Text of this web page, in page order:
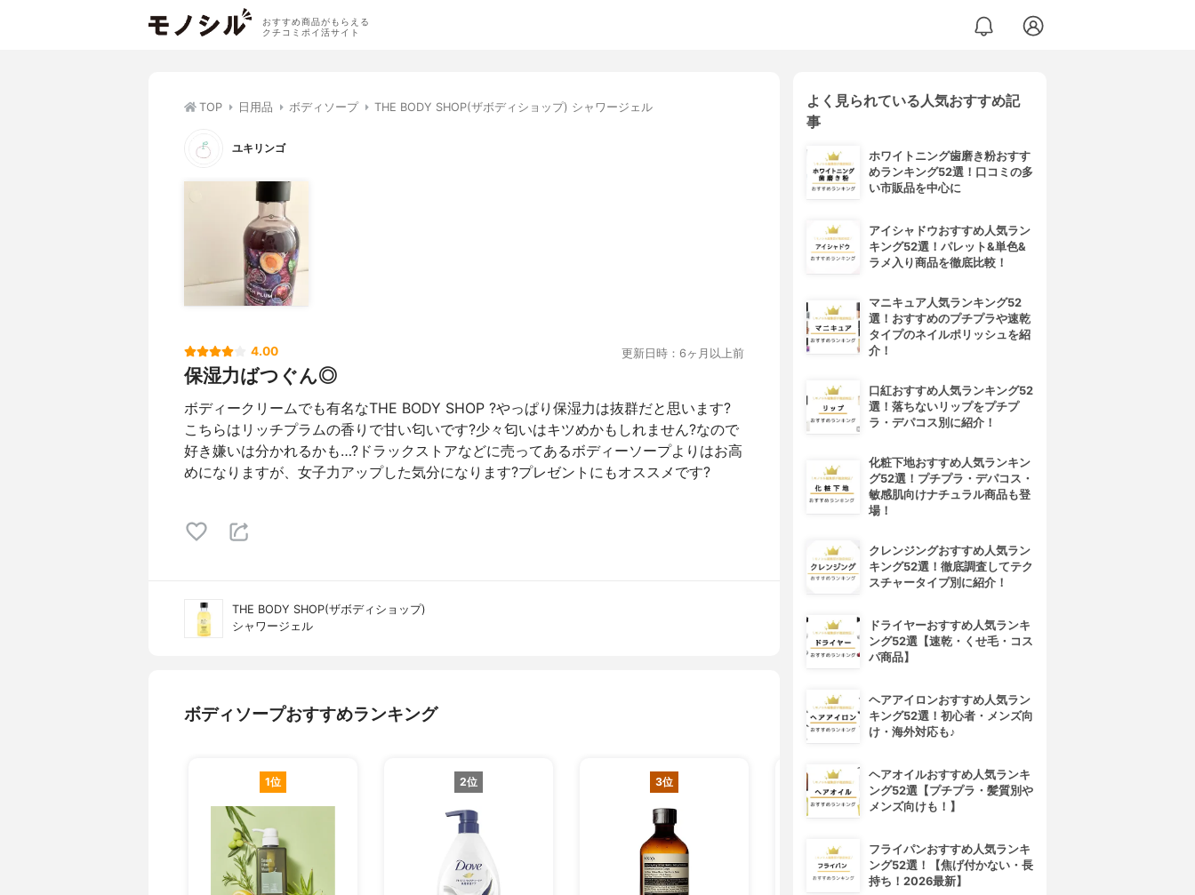
おすすめ商品がもらえる
クチコミポイ活サイト
TOP 日用品 ボディソープ THE BODY SHOP(ザボディショップ) シャワージェル
ユキリンゴ
4.00 更新日時：6ヶ月以上前
保湿力ばつぐん◎
ボディークリームでも有名なTHE BODY SHOP ?やっぱり保湿力は抜群だと思います?
こちらはリッチプラムの香りで甘い匂いです?少々匂いはキツめかもしれません?なので
好き嫌いは分かれるかも…?ドラックストアなどに売ってあるボディーソープよりはお高
めになりますが、女子力アップした気分になります?プレゼントにもオススメです?
THE BODY SHOP(ザボディショップ)
シャワージェル
ボディソープおすすめランキング
1位 2位 3位 4位
よく見られている人気おすすめ記
事
ホワイトニング歯磨き粉おすす
めランキング52選！口コミの多
い市販品を中心に
アイシャドウおすすめ人気ラン
キング52選！パレット&単色&
ラメ入り商品を徹底比較！
マニキュア人気ランキング52
選！おすすめのプチプラや速乾
タイプのネイルポリッシュを紹
介！
口紅おすすめ人気ランキング52
選！落ちないリップをプチプ
ラ・デパコス別に紹介！
化粧下地おすすめ人気ランキン
グ52選！プチプラ・デパコス・
敏感肌向けナチュラル商品も登
場！
クレンジングおすすめ人気ラン
キング52選！徹底調査してテク
スチャータイプ別に紹介！
ドライヤーおすすめ人気ランキ
ング52選【速乾・くせ毛・コス
パ商品】
ヘアアイロンおすすめ人気ラン
キング52選！初心者・メンズ向
け・海外対応も♪
ヘアオイルおすすめ人気ランキ
ング52選【プチプラ・髪質別や
メンズ向けも！】
フライパンおすすめ人気ランキ
ング52選！【焦げ付かない・長
持ち！2026最新】